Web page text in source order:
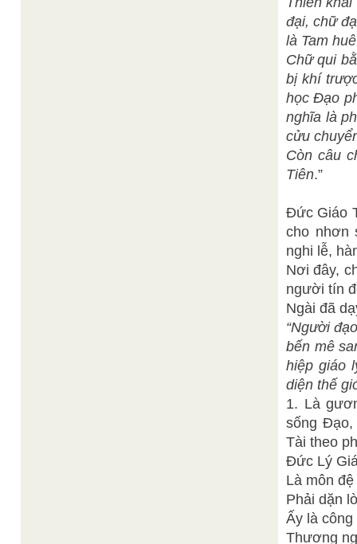
đại, chữ
là Tam
Chữ qui
bị khí
học Đạo
nghĩa là
cửu
Còn câu
Tiên.”
Đức Giáo
cho nhơn
nghi lễ,
Nơi đây,
người tín
Ngài đã
“Người
bến mê
hiệp giáo
diện thế
1. Là
sống
Tài theo
Đức Lý
Là môn
Phải dặn
Ấy là
Thương